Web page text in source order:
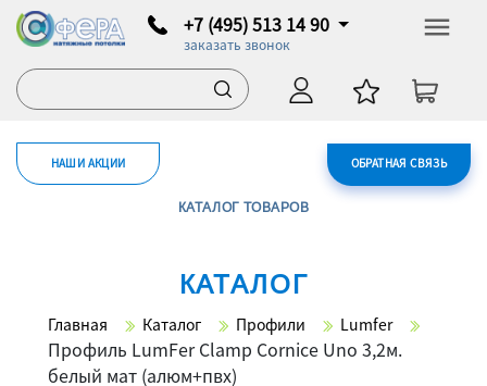
+7 (495) 513 14 90
заказать звонок
ОБРАТНАЯ СВЯЗЬ
НАШИ АКЦИИ
КАТАЛОГ ТОВАРОВ
КАТАЛОГ
Главная Каталог Профили Lumfer
Профиль LumFer Clamp Cornice Uno 3,2м.
белый мат (алюм+пвх)